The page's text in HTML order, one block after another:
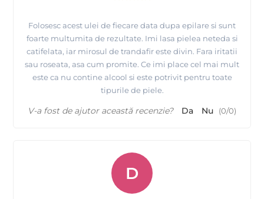
Folosesc acest ulei de fiecare data dupa epilare si sunt
foarte multumita de rezultate. Imi lasa pielea neteda si
catifelata, iar mirosul de trandafir este divin. Fara iritatii
sau roseata, asa cum promite. Ce imi place cel mai mult
este ca nu contine alcool si este potrivit pentru toate
tipurile de piele.
V-a fost de ajutor această recenzie? Da Nu (0/0)
D